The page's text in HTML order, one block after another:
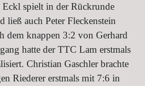
Eckl spielt in der Rückrunde
ließ auch Peter Fleckenstein
dem knappen 3:2 von Gerhard
hatte der TTC Lam erstmals
Christian Gaschler brachte
Riederer erstmals mit 7:6 in